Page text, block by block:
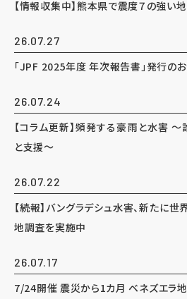
【情報収集中】熊本県で震度７の強い
26.07.27
「JPF 2025年度 年次報告書」発行の
26.07.24
【コラム更新】頻発する豪雨と水害
と支援～
26.07.22
【続報】バングラデシュ水害、新たに
地調査を実施中
26.07.17
7/24開催 震災から1カ月 ベネズエラ